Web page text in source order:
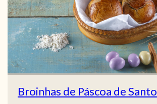
Broinhas de Páscoa de